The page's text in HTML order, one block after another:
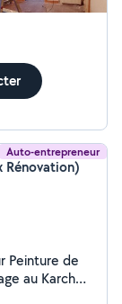
Auto-entrepreneur
Rénovation)
Peinture de
au Karcher,